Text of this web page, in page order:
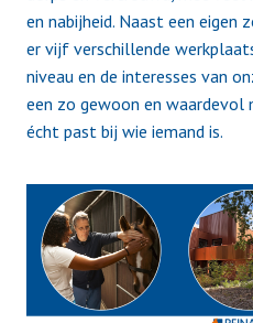
en nabijheid. Naast een eigen
er vijf verschillende
niveau en de interesses van
een zo gewoon en waardevol
écht past bij wie iemand is.